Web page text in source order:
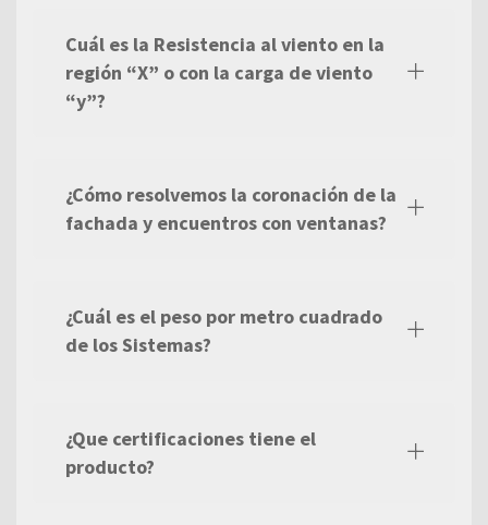
Cuál es la Resistencia al viento en la
región “X” o con la carga de viento
“y”?
¿Cómo resolvemos la coronación de la
fachada y encuentros con ventanas?
¿Cuál es el peso por metro cuadrado
de los Sistemas?
¿Que certificaciones tiene el
producto?